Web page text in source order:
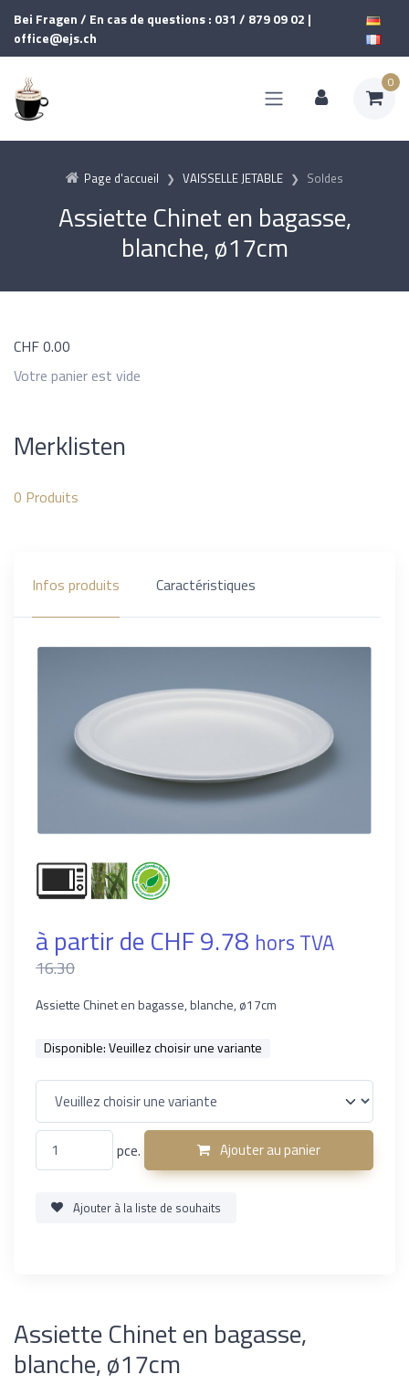
Bei Fragen / En cas de questions : 031 / 879 09 02 |
office@ejs.ch
0
Page d'accueil VAISSELLE JETABLE Soldes
Assiette Chinet en bagasse,
blanche, ø17cm
CHF0.00
Votre panier est vide
Merklisten
0 Produits
Infos produits Caractéristiques
à partir de CHF 9.78 hors TVA
16.30
Assiette Chinet en bagasse, blanche, ø17cm
Disponible:Veuillez choisir une variante
pce. Ajouter au panier
Ajouter à la liste de souhaits
Assiette Chinet en bagasse,
blanche, ø17cm